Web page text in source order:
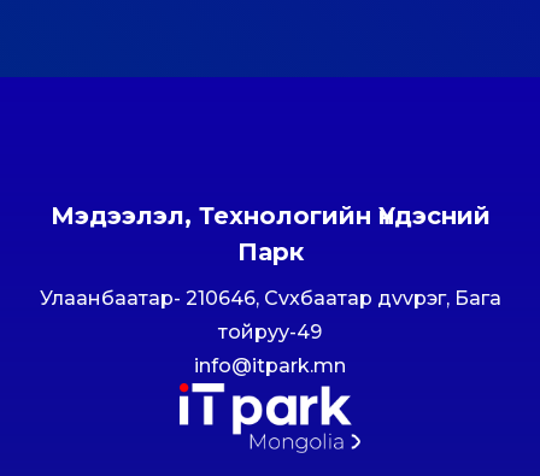
Мэдээлэл, Технологийн Үндэсний
Парк
Улаанбаатар- 210646, Сvхбаатар дvvрэг, Бага
тойруу-49
info@itpark.mn